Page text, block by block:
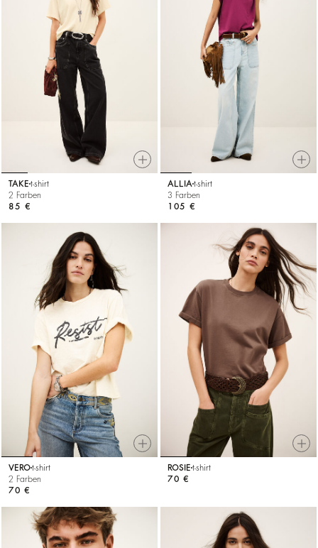
TAKE t-shirt
2 Farben
85 €
ALLIA t-shirt
3 Farben
105 €
VEROt-shirt
2 Farben
70 €
ROSIE t-shirt
70 €